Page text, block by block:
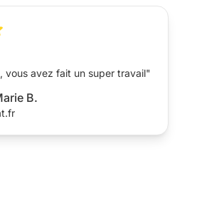
vous avez fait un super travail"
B.